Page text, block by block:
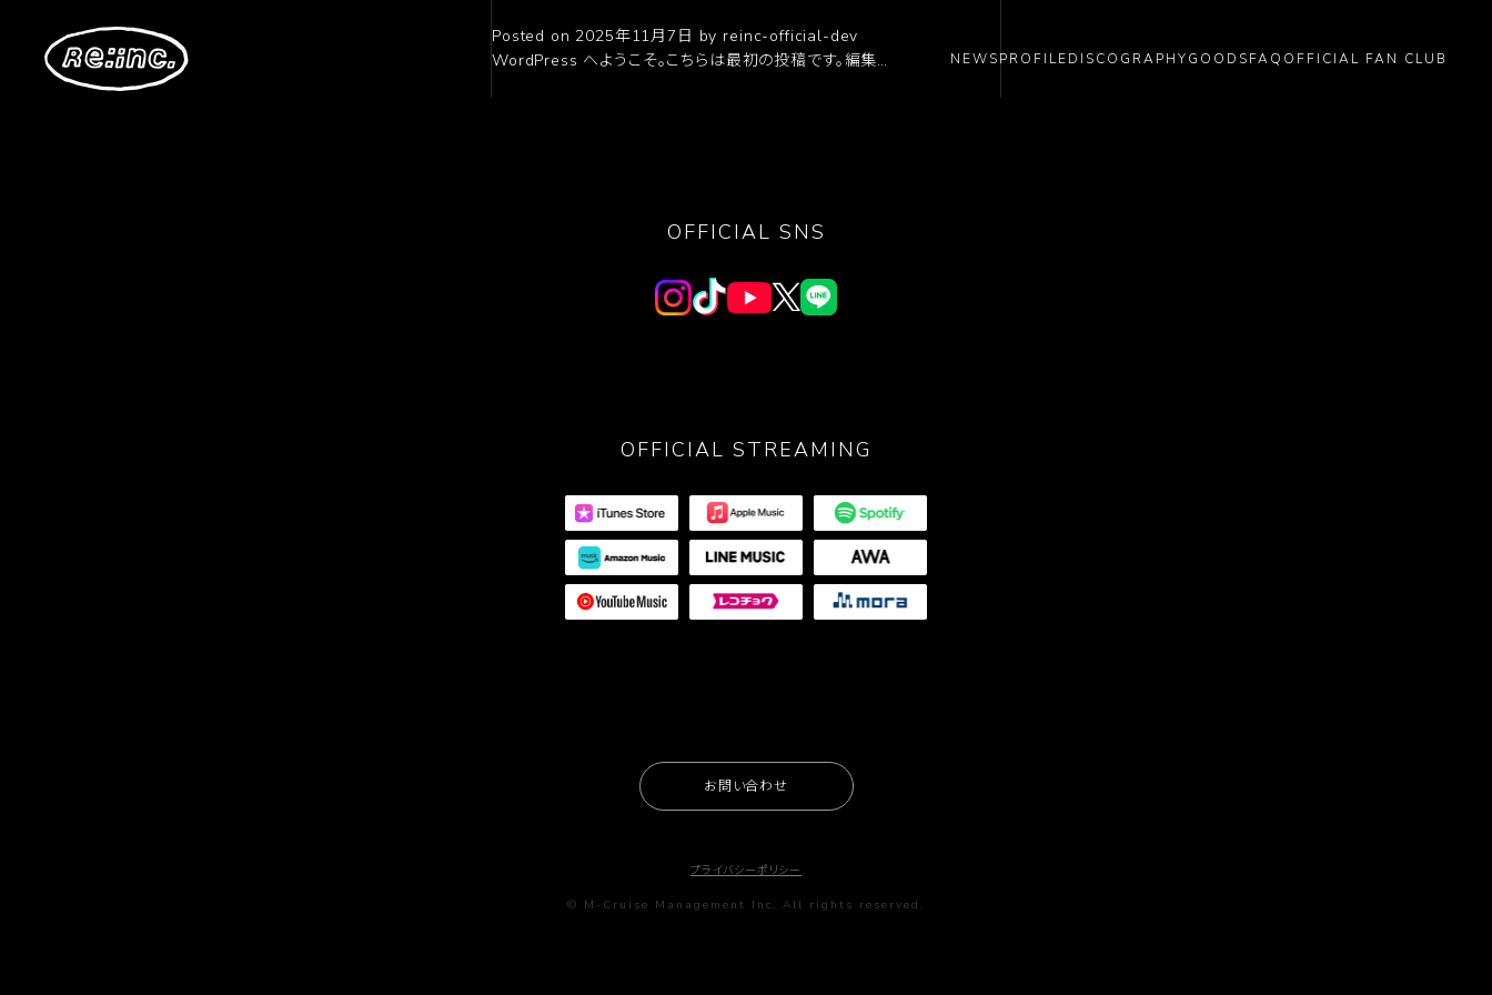
NEWSPROFILEDISCOGRAPHYGOODSFAQ OFFICIAL FAN CLUB
Posted on 2025年11月7日 by reinc-official-dev
WordPress へようこそ。こちらは最初の投稿です。編集…
OFFICIAL SNS
OFFICIAL STREAMING
お問い合わせ
プライバシーポリシー
© M-Cruise Management Inc. All rights reserved.